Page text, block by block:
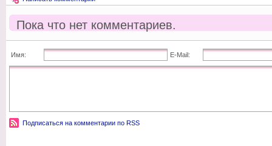
Пока что нет комментариев.
Имя: E-Mail:
Подписаться на комментарии по RSS